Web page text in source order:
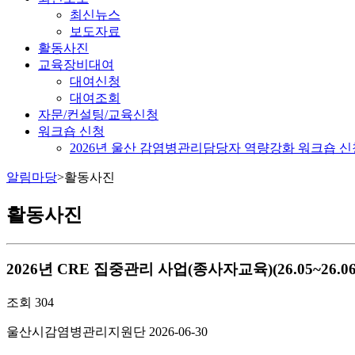
최신뉴스
보도자료
활동사진
교육장비대여
대여신청
대여조회
자문/컨설팅/교육신청
워크숍 신청
2026년 울산 감염병관리담당자 역량강화 워크숍 신
알림마당>활동사진
활동사진
2026년 CRE 집중관리 사업(종사자교육
조회 304
울산시감염병관리지원단 2026-06-30